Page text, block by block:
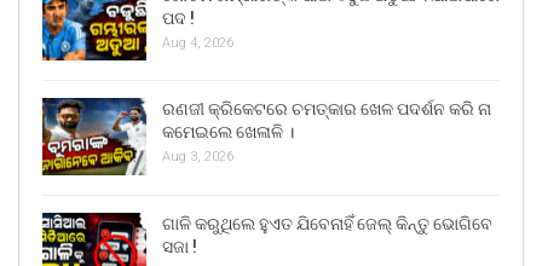
ପଦ !
Aug 4, 2026
ରଣଜୀ କ୍ରିକେଟରେ ଚମତ୍କାର ଖେଳ ପଦର୍ଶନ କରି ନା
କମେଇଲେ ଖେଳାଳି ।
Aug 3, 2026
ଗାଳି କରୁଥିଲେ ହୁଏତ ଯିବେନାହିଁ ଜେଲ୍ କିନ୍ତୁ ଭୋଗିବେ
ସଜା !